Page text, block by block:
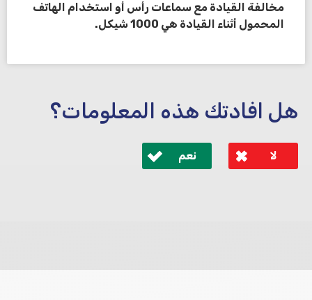
مخالفة القيادة مع سماعات رأس أو استخدام الهاتف
المحمول أثناء القيادة هي 1000 شيكل.
هل افادتك هذه المعلومات؟
لا نعم